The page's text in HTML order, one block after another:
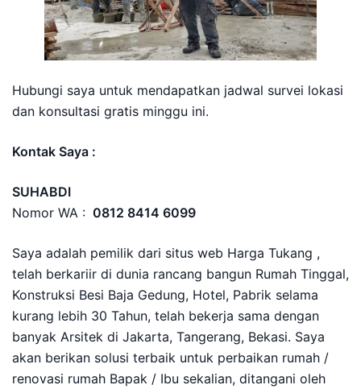
Hubungi saya untuk mendapatkan jadwal survei lokasi
dan konsultasi gratis minggu ini.
Kontak Saya :
SUHABDI
Nomor WA : 0812 8414 6099
Saya adalah pemilik dari situs web Harga Tukang ,
telah berkariir di dunia rancang bangun Rumah Tinggal,
Konstruksi Besi Baja Gedung, Hotel, Pabrik selama
kurang lebih 30 Tahun, telah bekerja sama dengan
banyak Arsitek di Jakarta, Tangerang, Bekasi. Saya
akan berikan solusi terbaik untuk perbaikan rumah /
renovasi rumah Bapak / Ibu sekalian, ditangani oleh